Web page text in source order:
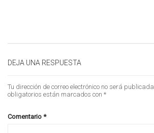
DEJA UNA RESPUESTA
Tu dirección de correo electrónico no será publicada.
obligatorios están marcados con *
Comentario *